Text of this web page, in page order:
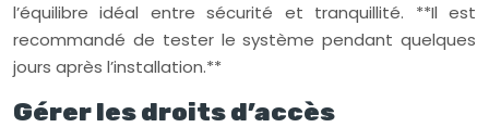
l’équilibre idéal entre sécurité et tranquillité. **Il est
recommandé de tester le système pendant quelques
jours après l’installation.**
Gérer les droits d’accès